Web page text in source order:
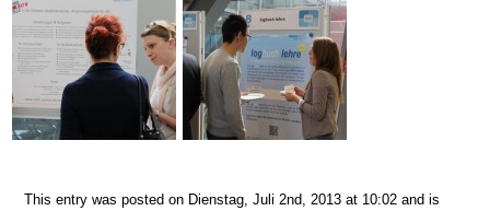
This entry was posted on Dienstag, Juli 2nd, 2013 at 10:02 and is